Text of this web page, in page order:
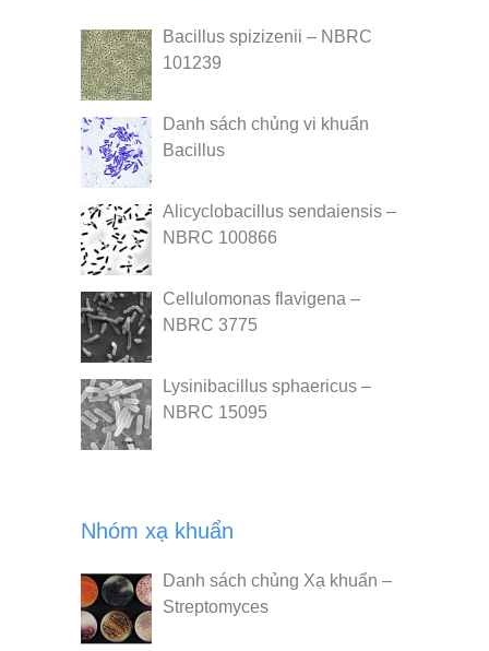
Bacillus spizizenii – NBRC
101239
Danh sách chủng vi khuẩn
Bacillus
Alicyclobacillus sendaiensis –
NBRC 100866
Cellulomonas flavigena –
NBRC 3775
Lysinibacillus sphaericus –
NBRC 15095
Nhóm xạ khuẩn
Danh sách chủng Xạ khuẩn –
Streptomyces